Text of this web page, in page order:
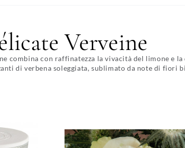
Verveine
combina con raffinatezza la vivacità del limone e la
di verbena soleggiata, sublimato da note di fiori